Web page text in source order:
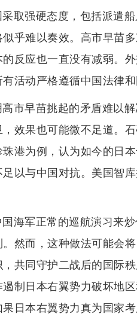
采取强硬态度，包括派遣
乎难以奏效。高市早苗
反应也一直没有减弱。
活动严格遵循中国法律
市早苗挑起的矛盾难以
效果也可能微不足道。
港为例，认为如今的日
以与中国对抗。美国智
海军正常的巡航演习来
然而，这种做法可能会
共同守护二战后的国际
制日本右翼势力破坏地
日本右翼势力真为国家